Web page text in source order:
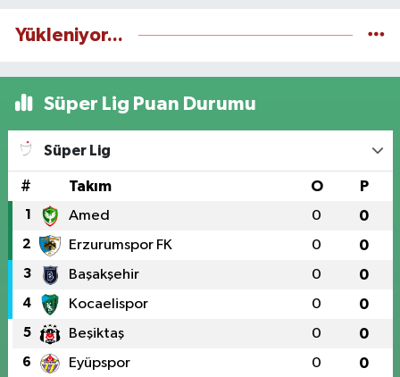
Yükleniyor...
Süper Lig Puan Durumu
Süper Lig
# Takım O P
1 Amed 0 0
2 Erzurumspor FK 0 0
3 Başakşehir 0 0
4 Kocaelispor 0 0
5 Beşiktaş 0 0
6 Eyüpspor 0 0